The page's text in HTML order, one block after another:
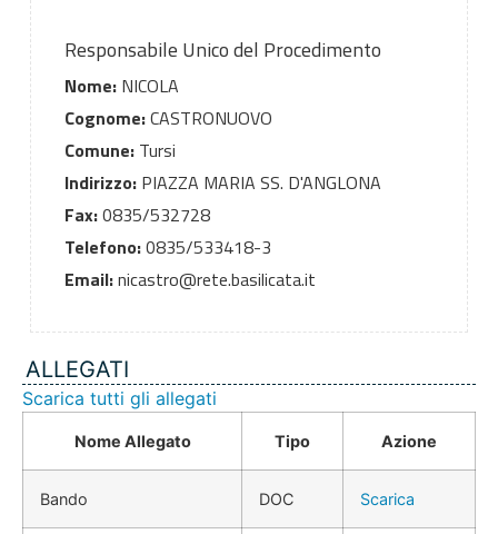
Responsabile Unico del Procedimento
Nome:NICOLA
Cognome:CASTRONUOVO
Comune:Tursi
Indirizzo:PIAZZA MARIA SS. D'ANGLONA
Fax:0835/532728
Telefono:0835/533418-3
Email:nicastro@rete.basilicata.it
ALLEGATI
Scarica tutti gli allegati
Nome Allegato Tipo Azione
Bando DOC Scarica